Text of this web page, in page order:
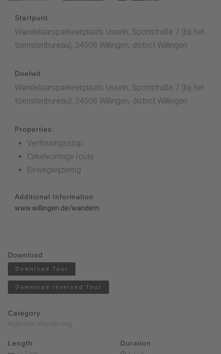
Startpunt
Wandelaarsparkeerplaats Usseln, Sportstraße 7 (bij het
toeristenbureau), 34508 Willingen, district Willingen
Doelwit
Wandelaarsparkeerplaats Usseln, Sportstraße 7 (bij het
toeristenbureau), 34508 Willingen, district Willingen
Properties:
Verfrissingsstop
Cirkelvormige route
Bewegwijzering
Additional Information
www.willingen.de/wandern
Download
Download Tour
Download reversed Tour
Category
regionaler Wanderweg
Length Duration